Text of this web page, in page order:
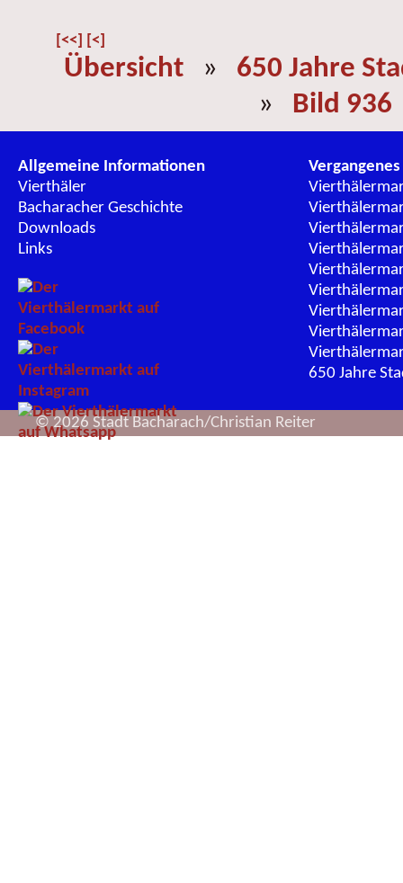
[<<] [<]
Übersicht » 650 Jahre
» Bild 936
Allgemeine Informationen
Vierthäler
Bacharacher Geschichte
Downloads
Links
Vergangenes
650 Jahre
© 2026 Stadt Bacharach/Christian Reiter